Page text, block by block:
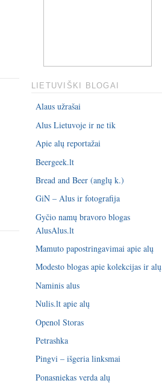
LIETUVIŠKI BLOGAI
Alaus užrašai
Alus Lietuvoje ir ne tik
Apie alų reportažai
Beergeek.lt
Bread and Beer (anglų k.)
GiN – Alus ir fotografija
Gyčio namų bravoro blogas
AlusAlus.lt
Mamuto papostringavimai apie alų
Modesto blogas apie kolekcijas ir alų
Naminis alus
Nulis.lt apie alų
Openol Storas
Petrashka
Pingvi – išgeria linksmai
Ponasniekas verda alų